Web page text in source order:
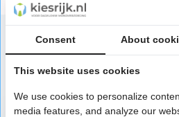
Speciaal
Consent About
This website uses cookies
We use cookies to personalize
media features, and analyze our